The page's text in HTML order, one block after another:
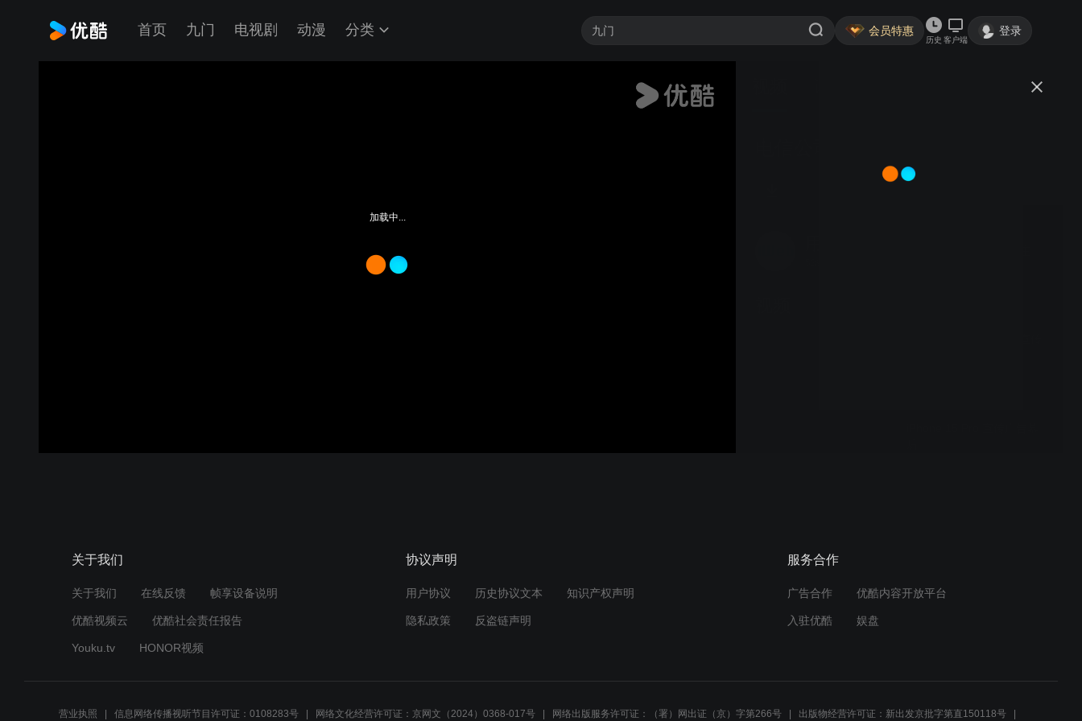
首页 九门 电视剧 动漫 分类 会员特惠
历史 客户端
登录
加载中...
关于我们
关于我们 在线反馈 帧享设备说明
优酷视频云 优酷社会责任报告
Youku.tv HONOR视频
协议声明
用户协议 历史协议文本 知识产权声明
隐私政策 反盗链声明
服务合作
广告合作 优酷内容开放平台
入驻优酷 娱盘
营业执照 信息网络传播视听节目许可证：0108283号 网络文化经营许可证：京网文（2024）0368-017号 网络出版服务许可证：（署）网出证（京）字第266号 出版物经营许可证：新出发京批字第直150118号